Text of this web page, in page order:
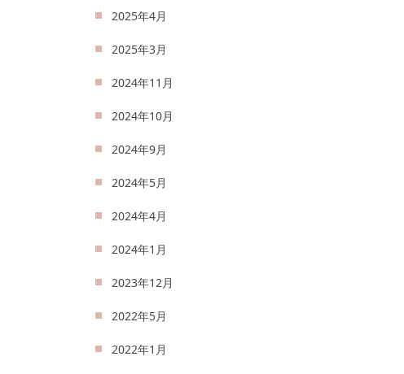
2025年4月
2025年3月
2024年11月
2024年10月
2024年9月
2024年5月
2024年4月
2024年1月
2023年12月
2022年5月
2022年1月